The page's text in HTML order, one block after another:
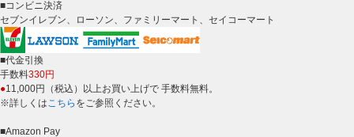
■コンビニ決済
セブンイレブン、ローソン、ファミリーマート、セイコーマート
■代金引換
手数料330円
●11,000円（税込）以上お買い上げで 手数料無料。
※詳しくはこちら をご参照ください。
■Amazon Pay